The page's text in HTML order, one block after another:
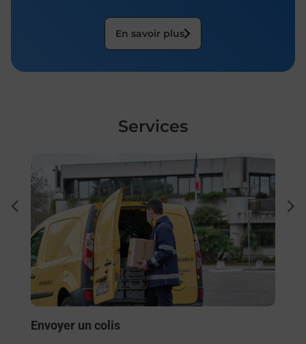
En savoir plus
Services
En savoir plus
Envoyer un colis